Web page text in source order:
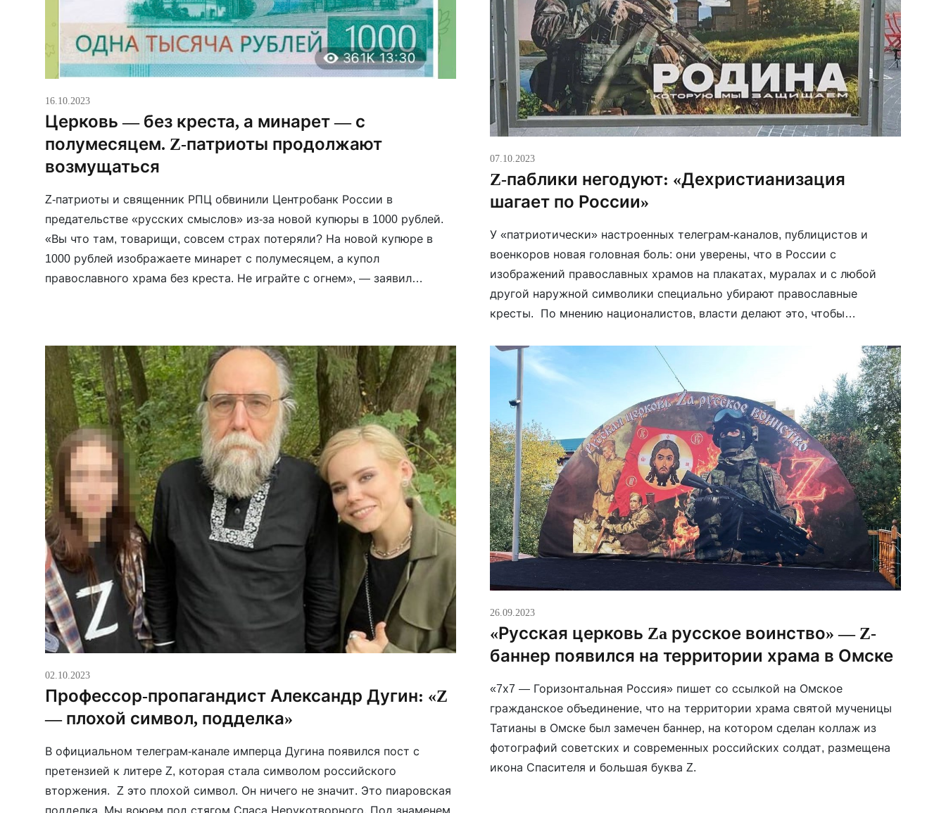
16.10.2023
Церковь — без креста, а минарет — с
полумесяцем. Z-патриоты продолжают
возмущаться
Z-патриоты и священник РПЦ обвинили Центробанк России в
предательстве «русских смыслов» из-за новой купюры в 1000 рублей.
«Вы что там, товарищи, совсем страх потеряли? На новой купюре в
1000 рублей изображаете минарет с полумесяцем, а купол
православного храма без креста. Не играйте с огнем», — заявил
07.10.2023
Z-паблики негодуют: «Дехристианизация
шагает по России»
У «патриотически» настроенных телеграм-каналов, публицистов и
военкоров новая головная боль: они уверены, что в России с
изображений православных храмов на плакатах, муралах и с любой
другой наружной символики специально убирают православные
кресты. По мнению националистов, власти делают это, чтобы
ультраправых, которые давно пропагандируют антимигрантскую
риторику. Так, например, […]
02.10.2023
Профессор-пропагандист Александр Дугин: «Z
— плохой символ, подделка»
В официальном телеграм-канале имперца Дугина появился пост с
претензией к литере Z, которая стала символом российского
вторжения. Z это плохой символ. Он ничего не значит. Это пиаровская
26.09.2023
«Русская церковь Za русское воинство» — Z-
баннер появился на территории храма в Омске
«7х7 — Горизонтальная Россия» пишет со ссылкой на Омское
гражданское объединение, что на территории храма святой мученицы
Татианы в Омске был замечен баннер, на котором сделан коллаж из
фотографий советских и современных российских солдат, размещена
икона Спасителя и большая буква Z.